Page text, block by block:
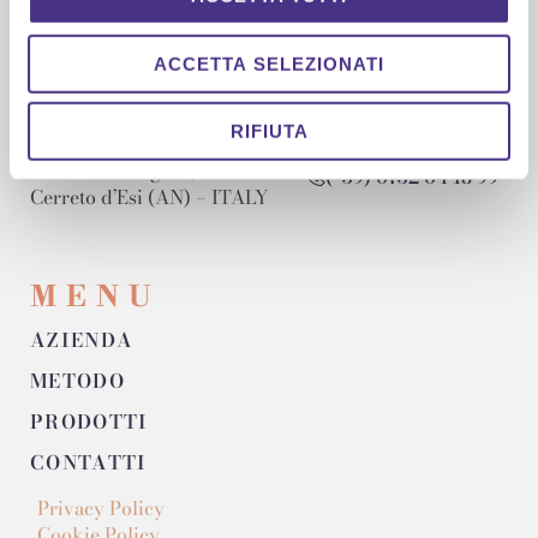
ACCETTA SELEZIONATI
RIFIUTA
P.IVA/VAT: 02531130421
LABORATORIO
Via Venza Volgore, snc – 60043
Cerreto d’Esi (AN) – ITALY
(+39) 0732 04 18 99
MENU
AZIENDA
METODO
PRODOTTI
CONTATTI
Privacy Policy